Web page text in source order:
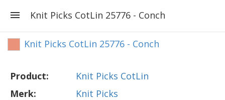
Knit Picks CotLin 25776 - Conch
Knit Picks CotLin 25776 - Conch
Product:
Knit Picks CotLin
Merk:
Knit Picks